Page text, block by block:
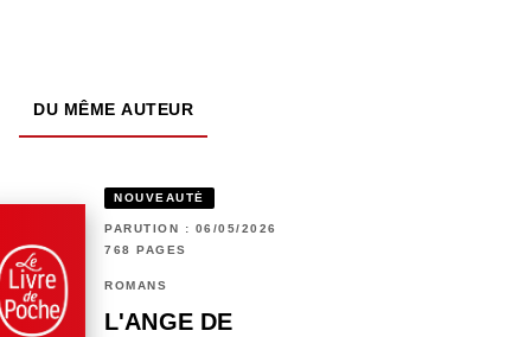
DU MÊME AUTEUR
NOUVEAUTÉ
PARUTION : 06/05/2026
768 PAGES
ROMANS
L'ANGE DE